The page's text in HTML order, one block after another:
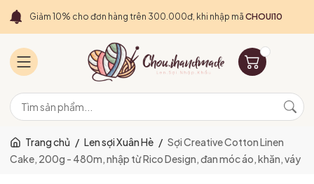
Giảm 10% cho đơn hàng trên 300.000đ, khi nhập mã CHOUI10
Trang chủ / Len sợi Xuân Hè / Sợi Creative Cotton Linen
Cake, 200g - 480m, nhập từ Rico Design, đan móc áo, khăn, váy